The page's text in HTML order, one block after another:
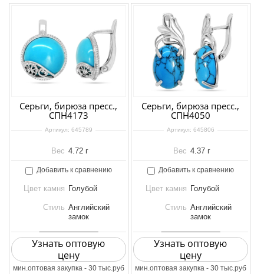
Серьги, бирюза пресс.,
СПН4173
Артикул: 645789
Вес 4.72 г
Добавить к сравнению
Цвет камня Голубой
Стиль Английский
замок
Узнать оптовую
цену
мин.оптовая закупка - 30 тыс.руб
Серьги, бирюза пресс.,
СПН4050
Артикул: 645806
Вес 4.37 г
Добавить к сравнению
Цвет камня Голубой
Стиль Английский
замок
Узнать оптовую
цену
мин.оптовая закупка - 30 тыс.руб